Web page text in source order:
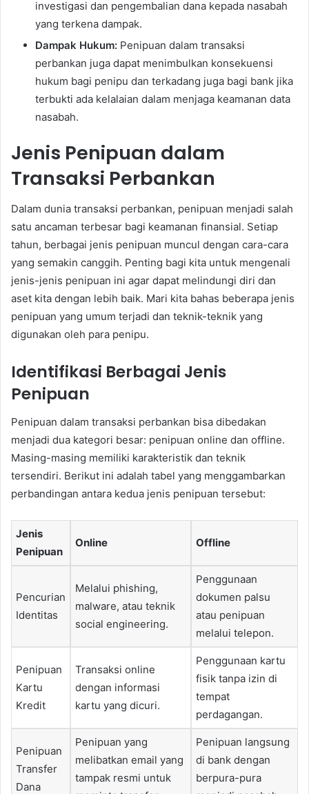
investigasi dan pengembalian dana kepada nasabah
yang terkena dampak.
Dampak Hukum: Penipuan dalam transaksi
perbankan juga dapat menimbulkan konsekuensi
hukum bagi penipu dan terkadang juga bagi bank jika
terbukti ada kelalaian dalam menjaga keamanan data
nasabah.
Jenis Penipuan dalam
Transaksi Perbankan
Dalam dunia transaksi perbankan, penipuan menjadi salah
satu ancaman terbesar bagi keamanan finansial. Setiap
tahun, berbagai jenis penipuan muncul dengan cara-cara
yang semakin canggih. Penting bagi kita untuk mengenali
jenis-jenis penipuan ini agar dapat melindungi diri dan
aset kita dengan lebih baik. Mari kita bahas beberapa jenis
penipuan yang umum terjadi dan teknik-teknik yang
digunakan oleh para penipu.
Identifikasi Berbagai Jenis
Penipuan
Penipuan dalam transaksi perbankan bisa dibedakan
menjadi dua kategori besar: penipuan online dan offline.
Masing-masing memiliki karakteristik dan teknik
tersendiri. Berikut ini adalah tabel yang menggambarkan
perbandingan antara kedua jenis penipuan tersebut:
Jenis
Penipuan
Online Offline
Pencurian
Identitas
Melalui phishing,
malware, atau teknik
social engineering.
Penggunaan
dokumen palsu
atau penipuan
melalui telepon.
Penipuan
Kartu
Kredit
Transaksi online
dengan informasi
kartu yang dicuri.
Penggunaan kartu
fisik tanpa izin di
tempat
perdagangan.
Penipuan
Transfer
Dana
Penipuan yang
melibatkan email yang
tampak resmi untuk
Penipuan langsung
di bank dengan
berpura-pura